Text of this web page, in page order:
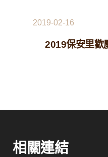
2019-02-16
2019保安里歡
相關連結